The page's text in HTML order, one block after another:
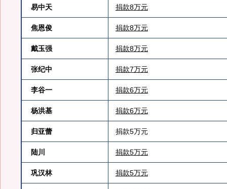
易中天 捐款8万元
焦恩俊 捐款8万元
戴玉强 捐款8万元
张纪中 捐款7万元
李谷一 捐款6万元
杨洪基 捐款6万元
归亚蕾 捐款5万元
陆川 捐款5万元
巩汉林 捐款5万元